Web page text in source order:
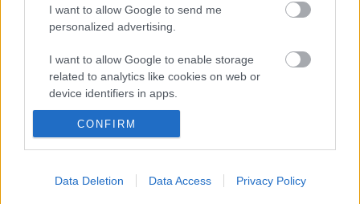
I want to allow Google to send me
personalized advertising.
I want to allow Google to enable storage
related to analytics like cookies on web or
device identifiers in apps.
I want to allow Google to enable storage
I want to allow Google to enable storage
CONFIRM
Data Deletion Data Access Privacy Policy
Ajánlott bejegyzések:
Kamaradarabok, kortárs drámák,
koncertszínház a Teátrumban
Különleges találkozások Zsámbékon